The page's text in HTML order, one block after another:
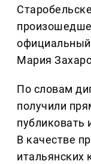
Мария
По словам
получили
В качестве
итальянских